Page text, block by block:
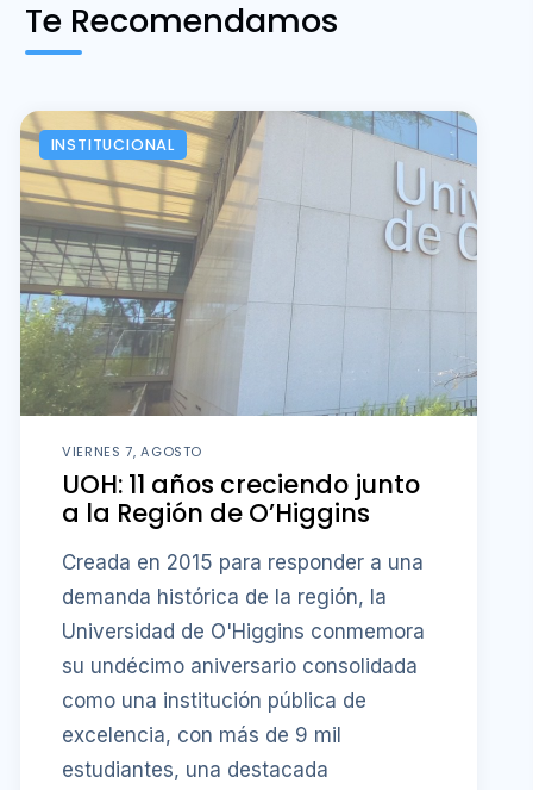
Te Recomendamos
INSTITUCIONAL
VIERNES 7, AGOSTO
UOH: 11 años creciendo junto
a la Región de O’Higgins
Creada en 2015 para responder a una
demanda histórica de la región, la
Universidad de O'Higgins conmemora
su undécimo aniversario consolidada
como una institución pública de
excelencia, con más de 9 mil
estudiantes, una destacada